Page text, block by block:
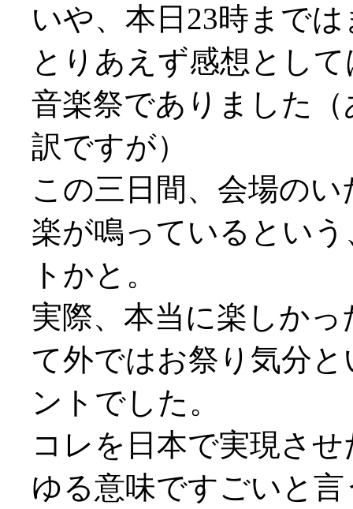
いや、本日23時まで
とりあえず感想とし
音楽祭でありました
訳ですが）
この三日間、会場の
楽が鳴っているとい
トかと。
実際、本当に楽しか
て外ではお祭り気分
ントでした。
コレを日本で実現さ
ゆる意味ですごいと